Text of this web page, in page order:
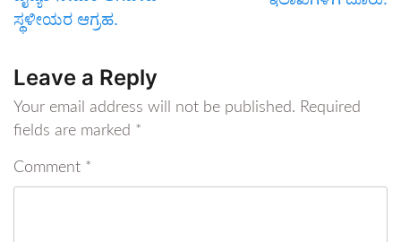
ಸ್ಥಳೀಯರ ಆಗ್ರಹ.
Leave a Reply
Your email address will not be published. Required
fields are marked *
Comment *